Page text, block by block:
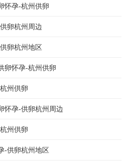
怀孕-杭州供卵
卵杭州周边
卵杭州地区
卵怀孕-杭州供卵
州供卵
怀孕-供卵杭州周边
州供卵
-供卵杭州地区